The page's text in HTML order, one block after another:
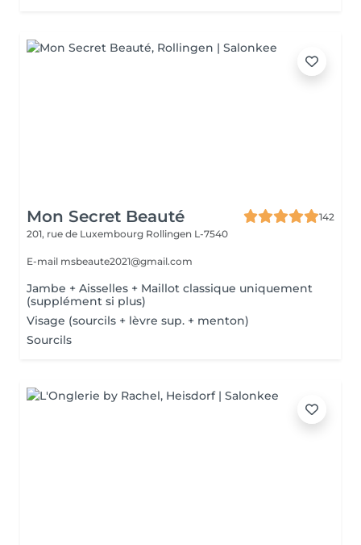
Mon Secret Beauté
142
201, rue de Luxembourg Rollingen L-7540
E-mail msbeaute2021@gmail.com
Jambe + Aisselles + Maillot classique uniquement
(supplément si plus)
Visage (sourcils + lèvre sup. + menton)
Sourcils